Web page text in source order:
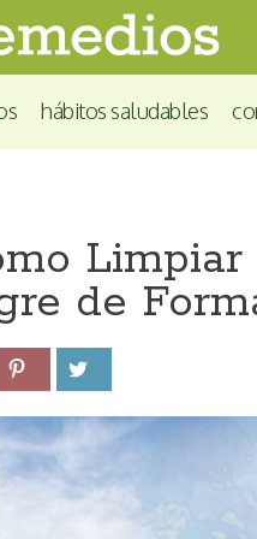
hábitos saludables
de